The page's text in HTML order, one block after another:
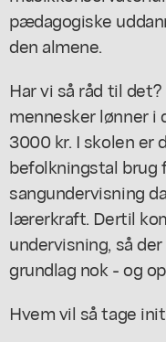
pædagogiske
den almene.
Har vi så råd til
mennesker lønner i
3000 kr. I skolen er
befolkningstal brug
sangundervisning
lærerkraft. Dertil
undervisning, så
grundlag nok - og
Hvem vil så tage